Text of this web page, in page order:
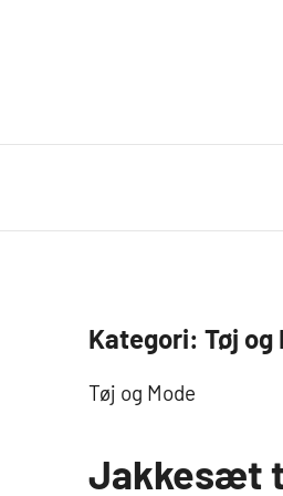
Kategori: Tøj og
Tøj og Mode
Tøj
Jakkesæt